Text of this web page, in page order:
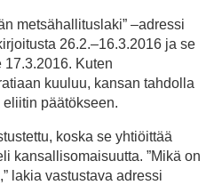
metsähallituslaki” –adressi
26.2.–16.3.2016 ja se
17.3.2016. Kuten
kuuluu, kansan tahdolla
päätökseen.
koska se yhtiöittää
kansallisomaisuutta. ”Mikä on
lakia vastustava adressi